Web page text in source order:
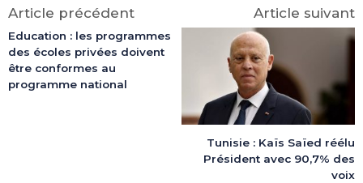
Article précédent
Education : les programmes
des écoles privées doivent
être conformes au
programme national
Article suivant
Tunisie : Kaïs Saïed réélu
Président avec 90,7% des
voix